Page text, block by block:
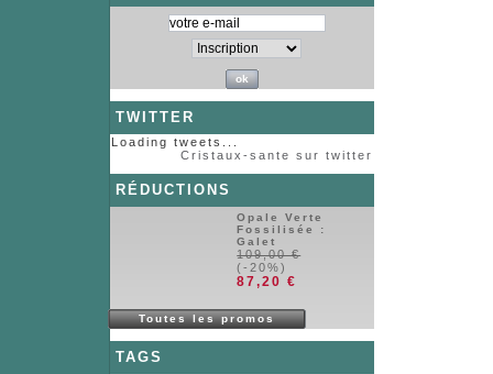
TWITTER
Loading tweets...
Cristaux-sante sur twitter
RÉDUCTIONS
Opale Verte
Fossilisée :
Galet
109,00 €
(-20%)
87,20 €
Toutes les promos
TAGS